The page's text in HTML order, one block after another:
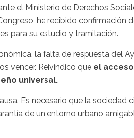
el Ministerio de Derechos
he recibido confirmación
para su estudio y tramitación.
la falta de respuesta del
vencer. Reivindico que el
universal.
Es necesario que la sociedad
de un entorno urbano